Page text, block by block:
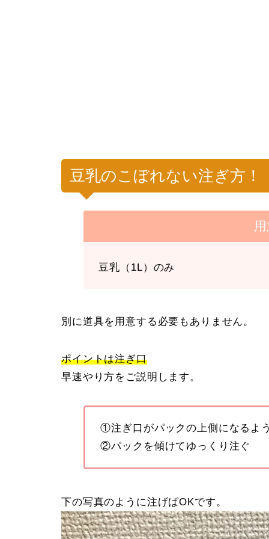
豆乳のこぼれない注ぎ方！
豆乳（1L）のみ
別に道具を用意する必要もありません。
ポイントは注ぎ口
早速やり方をご説明します。
①注ぎ口がパックの上側になるよ
②パックを傾けてゆっくり注ぐ
下の写真のように注げばOKです。